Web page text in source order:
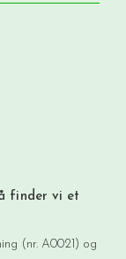
finder vi et
(nr. A0021) og